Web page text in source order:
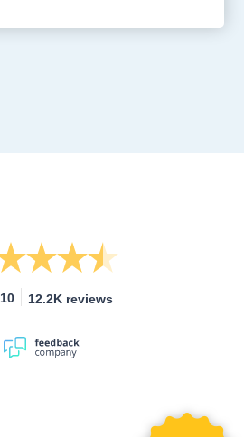
10 12.2K reviews